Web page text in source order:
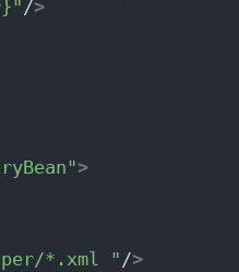
/>
>
*.xml " />